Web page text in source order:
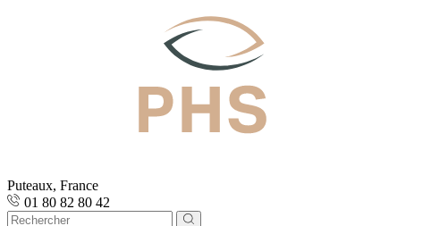
Puteaux, France
01 80 82 80 42